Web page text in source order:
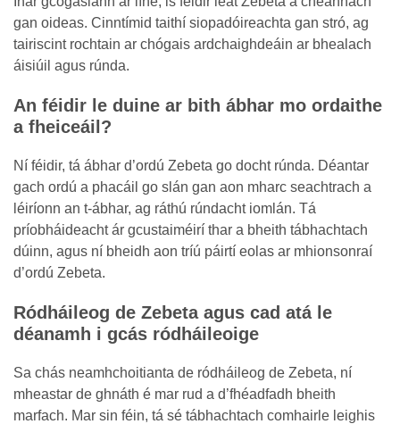
gan oideas. Cinntímid taithí siopadóireachta gan stró, ag
tairiscint rochtain ar chógais ardchaighdeáin ar bhealach
áisiúil agus rúnda.
An féidir le duine ar bith ábhar mo ordaithe
a fheiceáil?
Ní féidir, tá ábhar d’ordú Zebeta go docht rúnda. Déantar
gach ordú a phacáil go slán gan aon mharc seachtrach a
léiríonn an t-ábhar, ag ráthú rúndacht iomlán. Tá
príobháideacht ár gcustaiméirí thar a bheith tábhachtach
dúinn, agus ní bheidh aon tríú páirtí eolas ar mhionsonraí
d’ordú Zebeta.
Ródháileog de Zebeta agus cad atá le
déanamh i gcás ródháileoige
Sa chás neamhchoitianta de ródháileog de Zebeta, ní
mheastar de ghnáth é mar rud a d’fhéadfadh bheith
marfach. Mar sin féin, tá sé tábhachtach comhairle leighis